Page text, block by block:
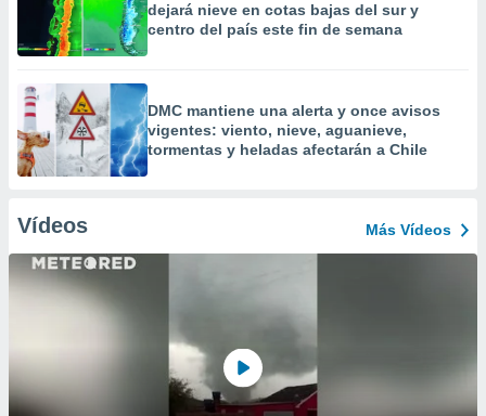
dejará nieve en cotas bajas del sur y
centro del país este fin de semana
DMC mantiene una alerta y once avisos
vigentes: viento, nieve, aguanieve,
tormentas y heladas afectarán a Chile
Vídeos Más Vídeos